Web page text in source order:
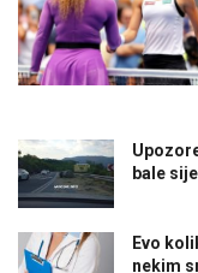
bale
Evo
nekim